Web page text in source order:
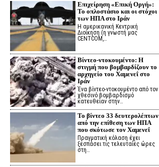
Επιχείρηση «Επική Οργή»:
Το οπλοστάσιο και οι στόχοι
των ΗΠΑ στο Ιράν
Η αμερικανική Κεντρική
Διοίκηση (η γνωστή μας
CENTCOM,…
Βίντεο-ντοκουμέντο: Η
στιγμή που βομβαρδίζουν το
αρχηγείο του Χαμενεΐ στο
Ιράν
Ένα βίντεο-ντοκουμέντο από τον
χθεσινό βομβαρδισμό
κατευθείαν στην…
Το βίντεο 33 δευτερολέπτων
από την επίθεση των ΗΠΑ
που σκότωσε τον Χαμενεΐ
Πραγματική κόλαση έχει
ξεσπάσει τις τελευταίες ώρες
στη…